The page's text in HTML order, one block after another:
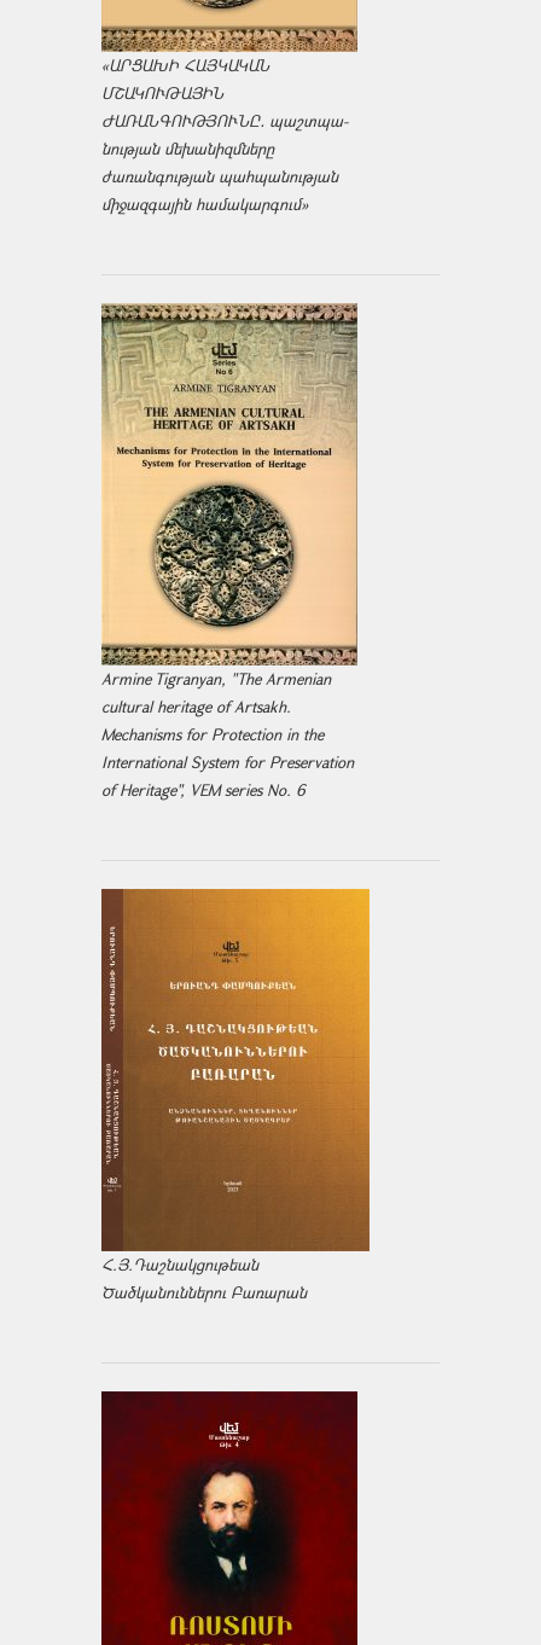
«ԱՐՑԱԽԻ ՀԱՅԿԱԿԱՆ
ՄՇԱԿՈՒԹԱՅԻՆ
ԺԱՌԱՆԳՈՒԹՅՈՒՆԸ․ պաշտպա­
նության մեխանիզմները
ժառանգության պահպանության
միջազ­գային համակարգում»
Armine Tigranyan, "The Armenian
cultural heritage of Artsakh.
Mechanisms for Protection in the
International System for Preservation
of Heritage", VEM series No. 6
Հ.Յ.Դաշնակցութեան
Ծածկանուններու Բառարան